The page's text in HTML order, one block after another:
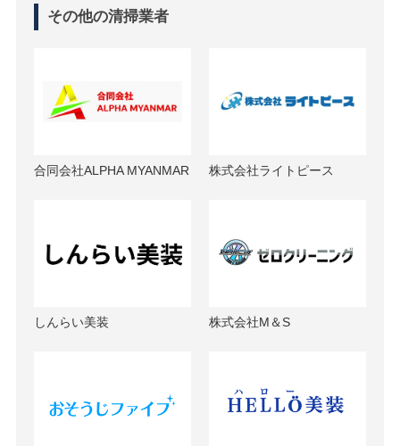
その他の清掃業者
合同会社ALPHA MYANMAR 株式会社ライトピース
しんらい美装 株式会社M＆S